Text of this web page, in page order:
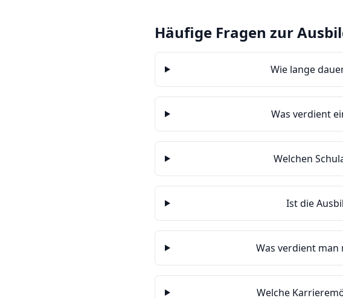
Häufige Fragen zur
Wie lange
Was verdient
Welchen
Ist die
Was verdient
Welche